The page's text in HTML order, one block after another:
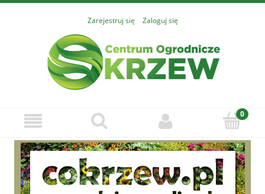
Zarejestruj się Zaloguj się